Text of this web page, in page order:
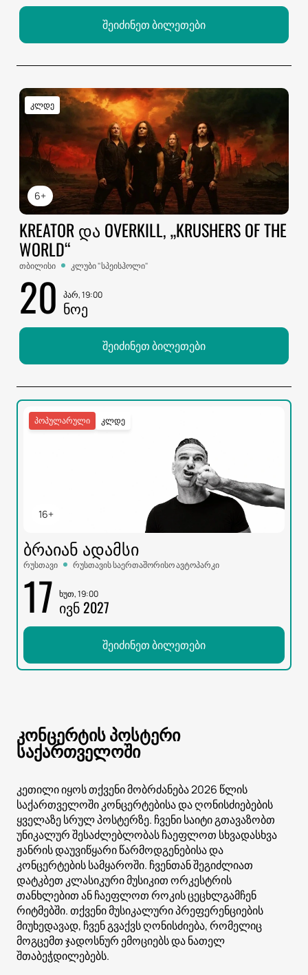
შეიძინეთ ბილეთები
6+
კლდე
KREATOR ᲓᲐ OVERKILL, „KRUSHERS OF THE
WORLD“
თბილისი კლუბი "სპეისჰოლი"
20 პარ, 19:00
ᲜᲝᲔ
შეიძინეთ ბილეთები
16+
კლდე
პოპულარული
ᲑᲠᲐᲘᲐᲜ ᲐᲓᲐᲛᲡᲘ
რუსთავი რუსთავის საერთაშორისო ავტოპარკი
17 ხუთ, 19:00
ᲘᲕᲜ 2027
შეიძინეთ ბილეთები
კონცერტის პოსტერი
საქართველოში
კეთილი იყოს თქვენი მობრძანება 2026 წლის
საქართველოში კონცერტებისა და ღონისძიებების
ყველაზე სრულ პოსტერზე. ჩვენი საიტი გთავაზობთ
უნიკალურ შესაძლებლობას ჩაეფლოთ სხვადასხვა
ჟანრის დაუვიწყარი წარმოდგენებისა და
კონცერტების სამყაროში. ჩვენთან შეგიძლიათ
დატკბეთ კლასიკური მუსიკით ორკესტრის
თანხლებით ან ჩაეფლოთ როკის ცეცხლგამჩენ
რიტმებში. თქვენი მუსიკალური პრეფერენციების
მიუხედავად, ჩვენ გვაქვს ღონისძიება, რომელიც
მოგცემთ ჯადოსნურ ემოციებს და ნათელ
შთაბეჭდილებებს.